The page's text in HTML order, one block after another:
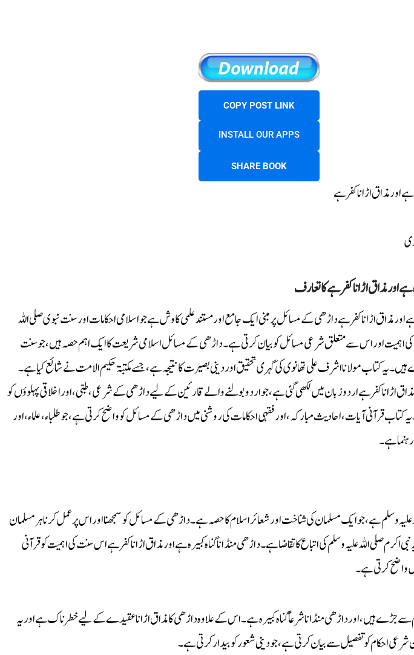
COPY POST LINK
INSTALL OUR APPS
SHARE BOOK
اور مذاق اڑانا کفر ہے
اور مذاق اڑانا کفر ہے کا تعارف
اور مذاق اڑانا کفر ہے داڑھی کے مسائل پر مبنی ایک جامع اور مستند علمی کاوش ہے جو اسلامی احکامات اور سنت نبوی صلی اللہ
کی اہمیت اور اس سے متعلق شرعی مسائل کو بیان کرتی ہے۔ داڑھی کے مسائل اسلامی شریعت کا ایک اہم حصہ ہیں، جو سنت
یہ کتاب مولانا اشرف علی تھانوی کی گہری تحقیق اور دینی بصیرت کا نتیجہ ہے، جسے مکتبۃ حکیم الامت نے شائع کیا ہے۔
مذاق اڑانا کفر ہے اردو زبان میں لکھی گئی ہے، جو اردو بولنے والے قارئین کے لیے داڑھی کے شرعی، طبی، اور اخلاقی پہلوؤں کو
کتاب قرآنی آیات، احادیث مبارکہ، اور فقہی احکامات کی روشنی میں داڑھی کے مسائل کو واضح کرتی ہے، جو طلباء، علماء، اور
ہے۔
وسلم ہے، جو ایک مسلمان کی شناخت اور شعائر اسلام کا حصہ ہے۔ داڑھی کے مسائل کو سمجھنا اور اس پر عمل کرنا ہر مسلمان
صلی اللہ علیہ وسلم کی اتباع کا تقاضا ہے۔ داڑھی منڈانا گناہ کبیرہ ہے اور مذاق اڑانا کفر ہے اس سنت کی اہمیت کو قرآنی
واضح کرتی ہے۔
جڑے ہیں، اور داڑھی منڈانا شرعاً گناہ کبیرہ ہے۔ اس کے علاوہ داڑھی کا مذاق اڑانا عقیدے کے لیے خطرناک ہے اور یہ
احکام کو تفصیل سے بیان کرتی ہے، جو دینی شعور کو بیدار کرتی ہے۔